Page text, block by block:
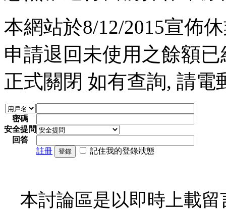
本網站於8/12/2015宣佈
申請退回未使用之餘額
正式關閉 如有查詢, 請電
密碼
安全提問
回答
註冊
登錄 記住我的登錄狀態
本討論區是以即時上載